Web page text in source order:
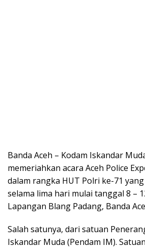
Banda Aceh – Kodam Iskandar
memeriahkan acara Aceh Police
dalam rangka HUT Polri ke-71
selama lima hari mulai tanggal 8 –
Lapangan Blang Padang, Banda
Salah satunya, dari satuan
Iskandar Muda (Pendam IM).